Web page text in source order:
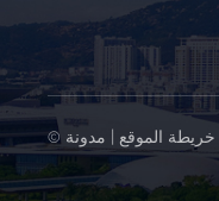
خريطة الموقع مدونة